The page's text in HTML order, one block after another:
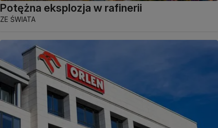
Potężna eksplozja w rafinerii
ZE ŚWIATA